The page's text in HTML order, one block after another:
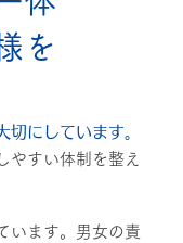
を
にしています。
やすい体制を整え
います。男女の責